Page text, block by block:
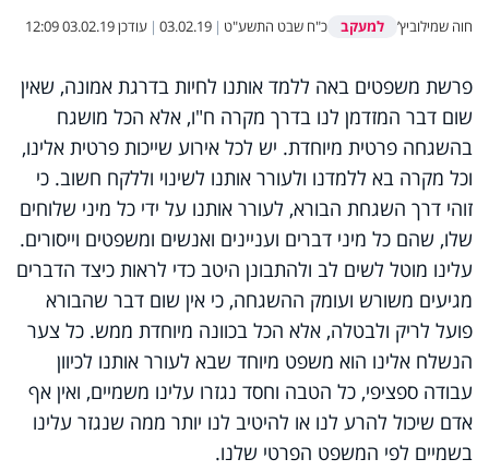
חוה שמילוביץ’ למעקב כ"ח שבט התשע"ט |
03.02.19
| עודכן03.02.19 12:09
פרשת משפטים באה ללמד אותנו לחיות בדרגת אמונה, שאין
שום דבר המזדמן לנו בדרך מקרה ח"ו, אלא הכל מושגח
בהשגחה פרטית מיוחדת. יש לכל אירוע שייכות פרטית אלינו,
וכל מקרה בא ללמדנו ולעורר אותנו לשינוי וללקח חשוב. כי
זוהי דרך השגחת הבורא, לעורר אותנו על ידי כל מיני שלוחים
שלו, שהם כל מיני דברים ועניינים ואנשים ומשפטים וייסורים.
עלינו מוטל לשים לב ולהתבונן היטב כדי לראות כיצד הדברים
מגיעים משורש ועומק ההשגחה, כי אין שום דבר שהבורא
פועל לריק ולבטלה, אלא הכל בכוונה מיוחדת ממש. כל צער
הנשלח אלינו הוא משפט מיוחד שבא לעורר אותנו לכיוון
עבודה ספציפי, כל הטבה וחסד נגזרו עלינו משמיים, ואין אף
אדם שיכול להרע לנו או להיטיב לנו יותר ממה שנגזר עלינו
בשמיים לפי המשפט הפרטי שלנו.